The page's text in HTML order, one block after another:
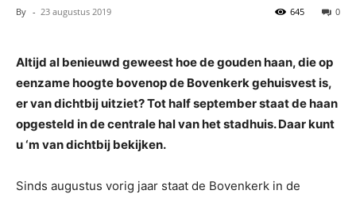
By - 23 augustus 2019 0
645
Altijd al benieuwd geweest hoe de gouden haan, die op
eenzame hoogte bovenop de Bovenkerk gehuisvest is,
er van dichtbij uitziet? Tot half september staat de haan
opgesteld in de centrale hal van het stadhuis. Daar kunt
u ‘m van dichtbij bekijken.
Sinds augustus vorig jaar staat de Bovenkerk in de